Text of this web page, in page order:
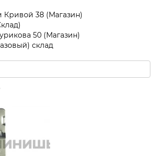
Кривой 38 (Магазин)
50 (Магазин)
склад